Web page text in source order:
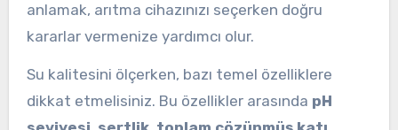
anlamak, arıtma cihazınızı seçerken doğru
kararlar vermenize yardımcı olur.
Su kalitesini ölçerken, bazı temel özelliklere
dikkat etmelisiniz. Bu özellikler arasında pH